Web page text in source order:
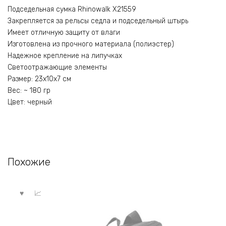
Подседельная сумка Rhinowalk X21559
Закрепляется за рельсы седла и подседельный штырь
Имеет отличную защиту от влаги
Изготовлена из прочного материала (полиэстер)
Надежное крепление на липучках
Светоотражающие элементы
Размер: 23x10x7 см
Вес: ~ 180 гр
Цвет: черный
Похожие